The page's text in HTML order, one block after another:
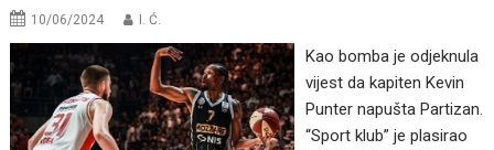
10/06/2024 I. Ć.
Kao bomba je odjeknula
vijest da kapiten Kevin
Punter napušta Partizan.
“Sport klub” je plasirao